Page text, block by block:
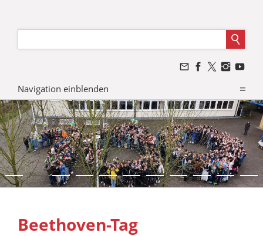
Navigation einblenden
Beethoven-Tag